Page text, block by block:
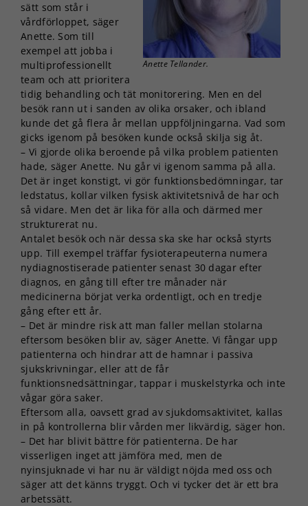
Anette Tellander.
sätt som står i
vårdförloppet, säger
Anette. Som till
exempel att jobba i
multiprofessionellt
team och att prioritera
tidig behandling och tät monitorering. Men en del
besök rann ut i sanden av olika orsaker, och ibland
kunde det gå flera år mellan uppföljningarna. Vad som
gicks igenom på besöken kunde också skilja sig åt.
– Vi gjorde olika beroende på vilka problem patienten
hade, säger Anette. Nu går vi igenom samma på alla.
Det är inget konstigt, vi gör funktionsbedömningar, tar
ledstatus, kollar vilken fysisk aktivitetsnivå de har och
så vidare. Men det är lika för alla och därmed mer
strukturerat nu.
Antalet besök och när dessa ska ske har också styrts
upp. Till exempel träffar fysioterapeuterna numera
nydiagnostiserade patienter senast 30 dagar efter
diagnos, en gång till efter tre månader när
medicinerna börjat verka ordentligt, och en tredje
gång efter ett år.
– Det är mindre risk att man faller mellan stolarna
eftersom besöken blir av, säger Anette. Vi fångar upp
patienterna och hindrar att de hamnar i passiva
sjukskrivningar, eller att de får
funktionsnedsättningar, tappar i muskelstyrka och inte
vågar göra saker.
Eftersom alla, oavsett grad av sjukdomsaktivitet, kallas
in på kontrollerna blir vården mer likvärdig, säger hon.
– Det har blivit bättre för patienterna. De har
visserligen inget att jämföra med, men de
nyinsjuknade vi har nu är väldigt nöjda med oss och
säger att det känns tryggt. Och vi tycker det är ett bra
arbetssätt.